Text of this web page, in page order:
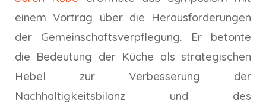
einem Vortrag über die Herausforderungen
der Gemeinschaftsverpflegung. Er betonte
die Bedeutung der Küche als strategischen
Hebel zur Verbesserung der
Nachhaltigkeitsbilanz und des